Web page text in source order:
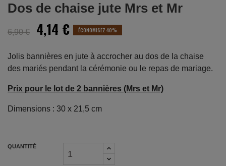
Dos de chaise jute Mrs et Mr
6,90 € 4,14 € ÉCONOMISEZ 40%
Jolis bannières en jute à accrocher au dos de la chaise
des mariés pendant la cérémonie ou le repas de mariage.
Prix pour le lot de 2 bannières (Mrs et Mr)
Dimensions : 30 x 21,5 cm
QUANTITÉ